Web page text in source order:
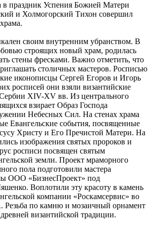
в праздник Успения Божией Матери
и Холмогорский Тихон совершил
своим внутренним убранством. В
строящих новый храм, родилась
стены фресками. Важно отметить, что
столичных мастеров. Росписью
иконописцы Сергей Егоров и Игорь
росписей они взяли византийские
XIV-XV вв. Из центрального
взирает Образ Господа
Небесных Сил. На стенах храма
Евангельские события, посвященные
Христу и Его Пречистой Матери. На
изображения святых пророков и
росписи посвящен святым
земли. Проект мраморного
пола подготовили мастера
ООО «БизнесПроект» под
Воплотили эту красоту в камень
компании «Роскамсервис» во
Резьба по камню и мозаичный орнамент
византийской традиции.